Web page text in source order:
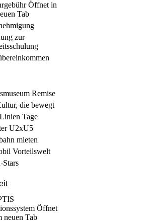
Öffnet in
Tab
zur
Remise
die bewegt
Tage
U2xU5
mieten
Vorteilswelt
Stars
Öffnet
neuen Tab